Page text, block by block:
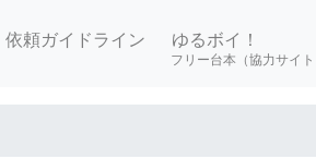
依頼ガイドライン ゆるボイ！
フリー台本（協力サイト